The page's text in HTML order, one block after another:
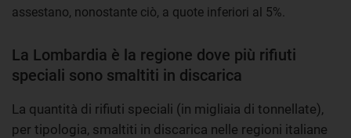
assestano, nonostante ciò, a quote inferiori al 5%.
La Lombardia è la regione dove più rifiuti
speciali sono smaltiti in discarica
La quantità di rifiuti speciali (in migliaia di tonnellate),
per tipologia, smaltiti in discarica nelle regioni italiane